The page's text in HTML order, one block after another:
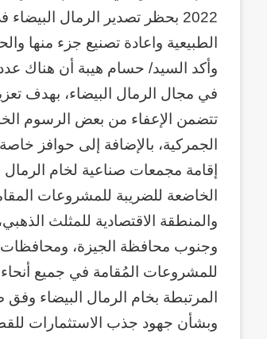
2022 بحظر تصدير الرمال
الطبيعية واعادة تصنيع جزء منها
وأكد السيد/ حسام هيبة أن هناك
في مجال الرمال البيضاء، بهدف
تتضمن الإعفاء من بعض الرسوم
الجمركية، بالإضافة إلى حوافز
الخاضعة للضريبة للمشروعات
والمنطقة الاقتصادية للمثلث
للمشروعات المُقامة في جميع أنحاء
المرتبطة بخام الرمال البيضاء
وبشأن جهود جذب الاستثمارات